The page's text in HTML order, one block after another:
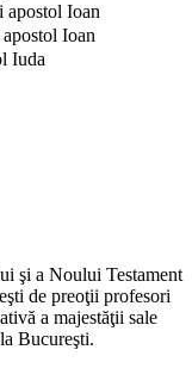
apostol Ioan
Ioan
Iuda
şi a Noului Testament
de preoţii profesori
a majestăţii sale
Bucureşti.